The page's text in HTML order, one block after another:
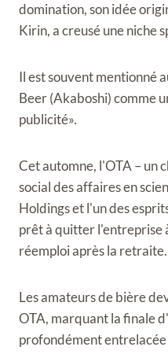
domination, son idée
Kirin, a creusé une niche
Il est souvent mentionné
Beer (Akaboshi) comme
publicité».
Cet automne, l'OTA – un
social des affaires en
Holdings et l'un des
prêt à quitter l'entreprise
réemploi après la retraite.
Les amateurs de bière
OTA, marquant la finale
profondément